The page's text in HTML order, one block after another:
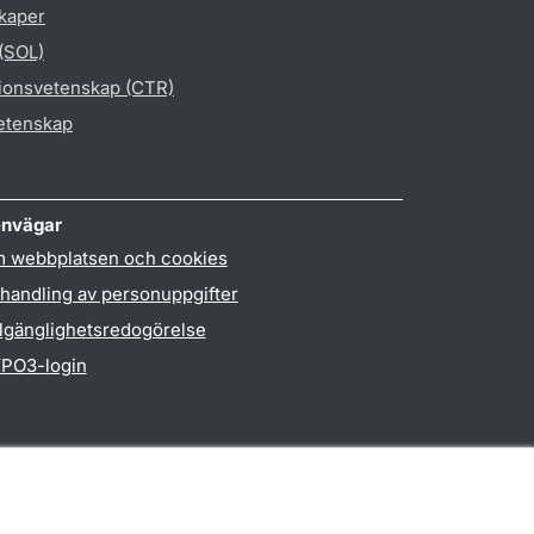
(CTR)
webbplatsen och cookies
av personuppgifter
login